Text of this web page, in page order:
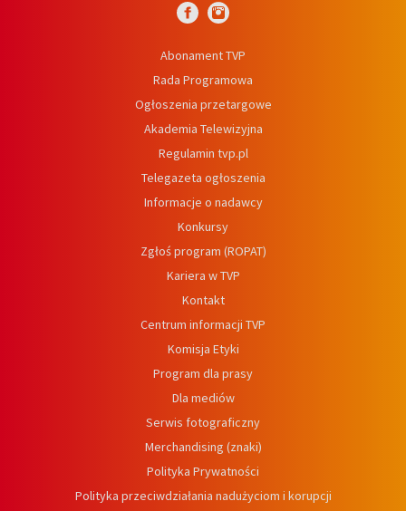
Abonament TVP
Rada Programowa
Ogłoszenia przetargowe
Akademia Telewizyjna
Regulamin tvp.pl
Telegazeta ogłoszenia
Informacje o nadawcy
Konkursy
Zgłoś program (ROPAT)
Kariera w TVP
Kontakt
Centrum informacji TVP
Komisja Etyki
Program dla prasy
Dla mediów
Serwis fotograficzny
Merchandising (znaki)
Polityka Prywatności
Polityka przeciwdziałania nadużyciom i korupcji